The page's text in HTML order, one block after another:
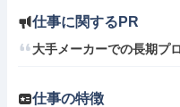
仕事に関するPR
大手メーカーでの長期プ
仕事の特徴